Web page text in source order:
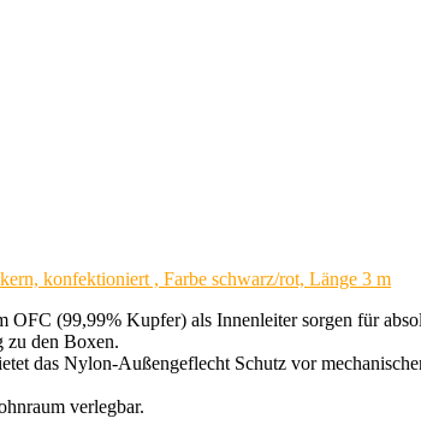
konfektioniert , Farbe schwarz/rot, Länge 3 m
(99,99% Kupfer) als Innenleiter sorgen für
zu den Boxen.
das Nylon-Außengeflecht Schutz vor
verlegbar.